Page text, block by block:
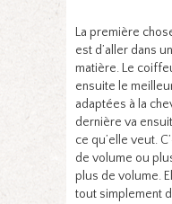
La première
est d’aller dans
matière. Le
ensuite le
adaptées à la
dernière va
ce qu’elle veut.
de volume ou
plus de volume.
tout simplement